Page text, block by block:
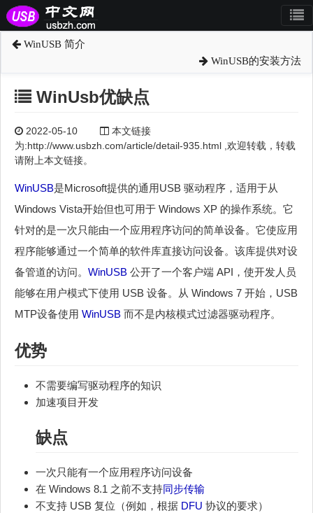
WinUSB 简介
WinUSB的安装方法
WinUsb优缺点
2022-05-10
本文链接
为:http://www.usbzh.com/article/detail-935.html ,欢迎转载，转载
请附上本文链接。
WinUSB是Microsoft提供的通用USB 驱动程序，适用于从
Windows Vista开始但也可用于 Windows XP 的操作系统。它
针对的是一次只能由一个应用程序访问的简单设备。它使应用
程序能够通过一个简单的软件库直接访问设备。该库提供对设
备管道的访问。 WinUSB 公开了一个客户端 API，使开发人员
能够在用户模式下使用 USB 设备。从 Windows 7 开始，USB
MTP设备使用 WinUSB 而不是内核模式过滤器驱动程序。
优势
不需要编写驱动程序的知识
加速项目开发
缺点
一次只能有一个应用程序访问设备
在 Windows 8.1 之前不支持同步传输
不支持 USB 复位（例如，根据 DFU 协议的要求）